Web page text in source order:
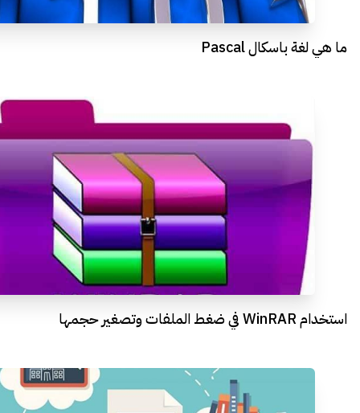
ما هي لغة باسكال Pascal
استخدام WinRAR في ضغط الملفات وتصغير حجمها